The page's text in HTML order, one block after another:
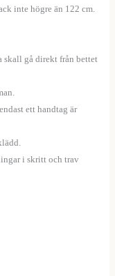
inte högre än 122 cm.
skall gå direkt från bettet
ett handtag är
i skritt och trav